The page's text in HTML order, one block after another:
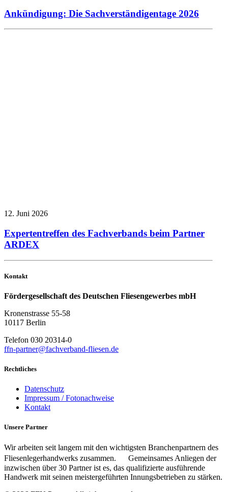
Ankündigung: Die Sachverständigentage 2026
12. Juni 2026
Expertentreffen des Fachverbands beim Partner
ARDEX
Kontakt
Fördergesellschaft des Deutschen Fliesengewerbes mbH
Kronenstrasse 55-58
10117 Berlin
Telefon 030 20314-0
ffn-partner@fachverband-fliesen.de
Rechtliches
Datenschutz
Impressum / Fotonachweise
Kontakt
Unsere Partner
Wir arbeiten seit langem mit den wichtigsten Branchenpartnern des
Fliesenlegerhandwerks zusammen. Gemeinsames Anliegen der
inzwischen über 30 Partner ist es, das qualifizierte ausführende
Handwerk mit seinen meistergeführten Innungsbetrieben zu stärken.